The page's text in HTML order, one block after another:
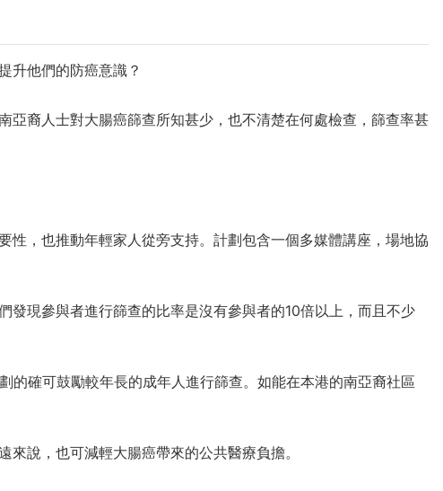
升他們的防癌意識？
裔人士對大腸癌篩查所知甚少，也不清楚在何處檢查，篩查率甚
，也推動年輕家人從旁支持。計劃包含一個多媒體講座，場地協
現參與者進行篩查的比率是沒有參與者的10倍以上，而且不少
的確可鼓勵較年長的成年人進行篩查。如能在本港的南亞裔社區
說，也可減輕大腸癌帶來的公共醫療負擔。